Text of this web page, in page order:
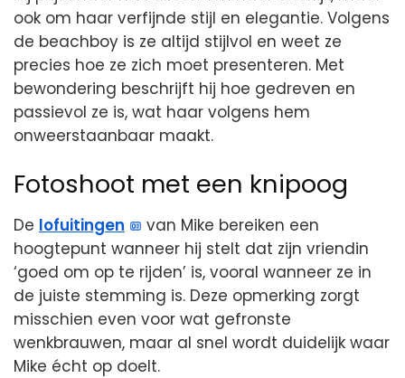
ook om haar verfijnde stijl en elegantie. Volgens
de beachboy is ze altijd stijlvol en weet ze
precies hoe ze zich moet presenteren. Met
bewondering beschrijft hij hoe gedreven en
passievol ze is, wat haar volgens hem
onweerstaanbaar maakt.
Fotoshoot met een knipoog
De lofuitingen
van Mike bereiken een
hoogtepunt wanneer hij stelt dat zijn vriendin
‘goed om op te rijden’ is, vooral wanneer ze in
de juiste stemming is. Deze opmerking zorgt
misschien even voor wat gefronste
wenkbrauwen, maar al snel wordt duidelijk waar
Mike écht op doelt.